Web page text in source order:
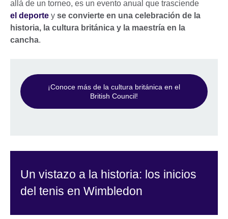
allá de un torneo, es un evento anual que trasciende
el deporte y se convierte en una celebración de la
historia, la cultura británica y la maestría en la
cancha.
¡Conoce más de la cultura británica en el
British Council!
Un vistazo a la historia: los inicios
del tenis en Wimbledon